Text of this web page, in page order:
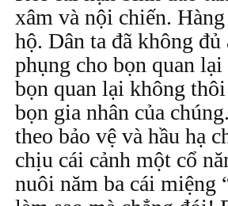
xâm và nội chiến.
hộ. Dân ta đã không
phụng cho bọn quan
bọn quan lại không
bọn gia nhân của
theo bảo vệ và hầu hạ
chịu cái cảnh một cổ
nuôi năm ba cái miệng